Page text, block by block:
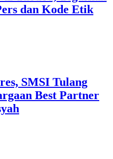
dan Kode Etik
SMSI Tulang
Best Partner